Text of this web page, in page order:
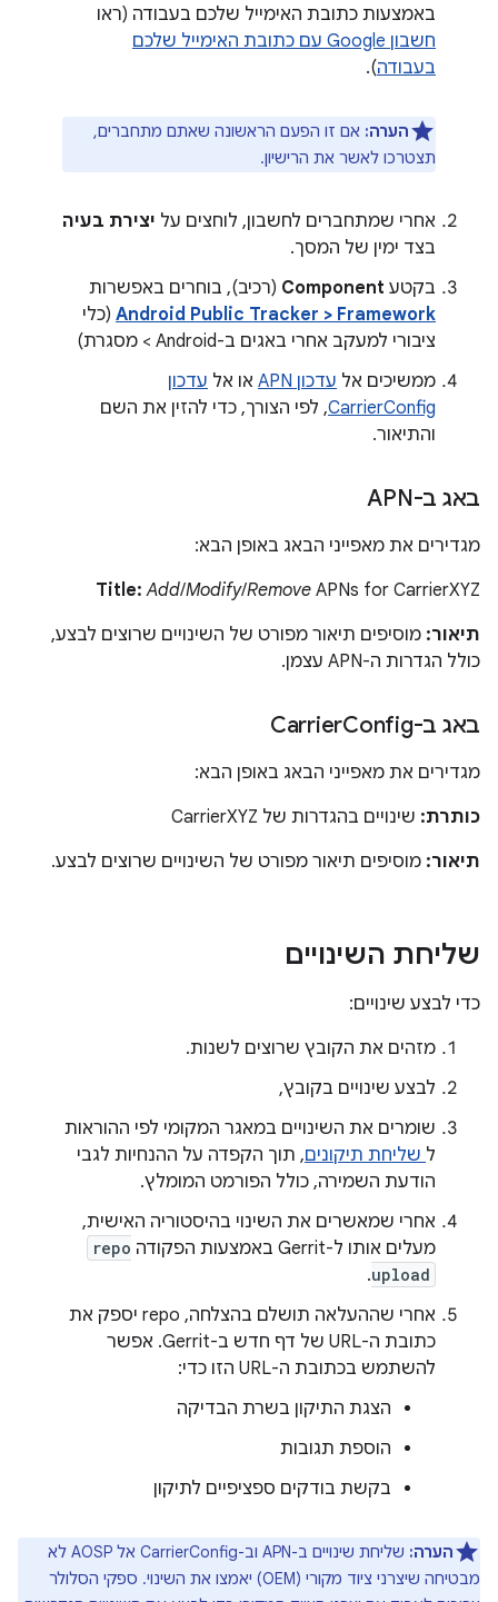
באמצעות כתובת האימייל שלכם בעבודה (ראו
חשבון Google עם כתובת האימייל שלכם
בעבודה).
הערה: אם זו הפעם הראשונה שאתם מתחברים,
תצטרכו לאשר את הרישיון.
אחרי שמתחברים לחשבון, לוחצים על יצירת בעיה
בצד ימין של המסך.
בקטע Component (רכיב), בוחרים באפשרות
Android Public Tracker > Framework (כלי
ציבורי למעקב אחרי באגים ב-Android > מסגרת)
ממשיכים אל עדכון APN או אל עדכון
CarrierConfig, לפי הצורך, כדי להזין את השם
והתיאור.
באג ב-APN
מגדירים את מאפייני הבאג באופן הבא:
Title: Add/Modify/Remove APNs for CarrierXYZ
תיאור: מוסיפים תיאור מפורט של השינויים שרוצים לבצע,
כולל הגדרות ה-APN עצמן.
באג ב-CarrierConfig
מגדירים את מאפייני הבאג באופן הבא:
כותרת: שינויים בהגדרות של CarrierXYZ
תיאור: מוסיפים תיאור מפורט של השינויים שרוצים לבצע.
שליחת השינויים
כדי לבצע שינויים:
מזהים את הקובץ שרוצים לשנות.
לבצע שינויים בקובץ,
שומרים את השינויים במאגר המקומי לפי ההוראות
ל שליחת תיקונים, תוך הקפדה על ההנחיות לגבי
הודעת השמירה, כולל הפורמט המומלץ.
אחרי שמאשרים את השינוי בהיסטוריה האישית,
מעלים אותו ל-Gerrit באמצעות הפקודה
repo
upload
.
אחרי שההעלאה תושלם בהצלחה, repo יספק את
כתובת ה-URL של דף חדש ב-Gerrit. אפשר
להשתמש בכתובת ה-URL הזו כדי:
הצגת התיקון בשרת הבדיקה
הוספת תגובות
בקשת בודקים ספציפיים לתיקון
הערה:
שליחת שינויים ב-APN וב-CarrierConfig אל AOSP לא
מבטיחה שיצרני ציוד מקורי (OEM) יאמצו את השינוי. ספקי הסלולר